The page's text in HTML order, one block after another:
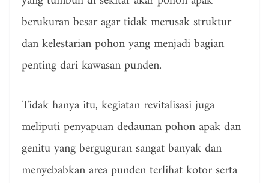
berukuran besar agar tidak merusak struktur
dan kelestarian pohon yang menjadi bagian
penting dari kawasan punden.
Tidak hanya itu, kegiatan revitalisasi juga
meliputi penyapuan dedaunan pohon apak dan
genitu yang berguguran sangat banyak dan
menyebabkan area punden terlihat kotor serta